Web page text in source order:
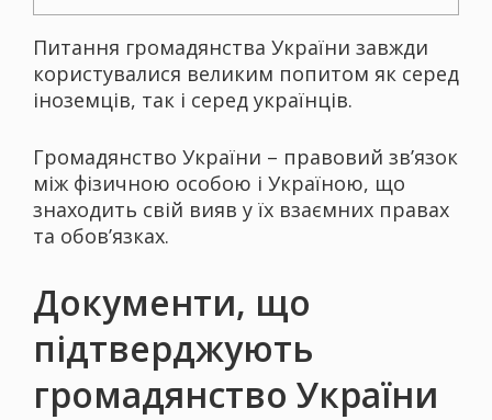
Питання громадянства України завжди
користувалися великим попитом як серед
іноземців, так і серед українців.
Громадянство України – правовий зв’язок
між фізичною особою і Україною, що
знаходить свій вияв у їх взаємних правах
та обов’язках.
Документи, що
підтверджують
громадянство України